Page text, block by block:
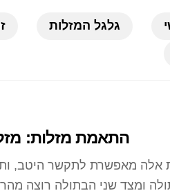
גלגל המזלות
התאמת מזלות:
אלה מאפשרת לתקשר היטב,
ומצד שני הבתולה רוצה